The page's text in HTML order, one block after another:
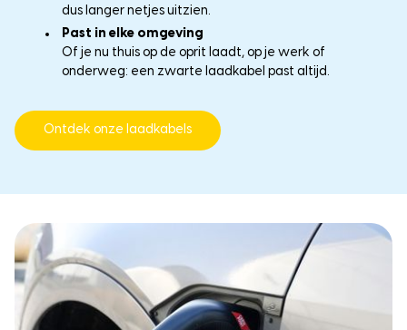
dus langer netjes uitzien.
Past in elke omgeving
Of je nu thuis op de oprit laadt, op je werk of
onderweg: een zwarte laadkabel past altijd.
Ontdek onze laadkabels